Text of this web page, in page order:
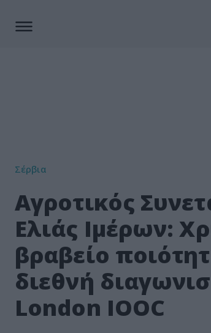
Σέρβια
Αγροτικός
Ελιάς Ιμέρων:
βραβείο
διεθνή
London IOOC